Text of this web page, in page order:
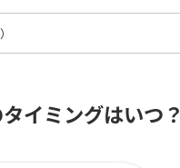
イミングはいつ？